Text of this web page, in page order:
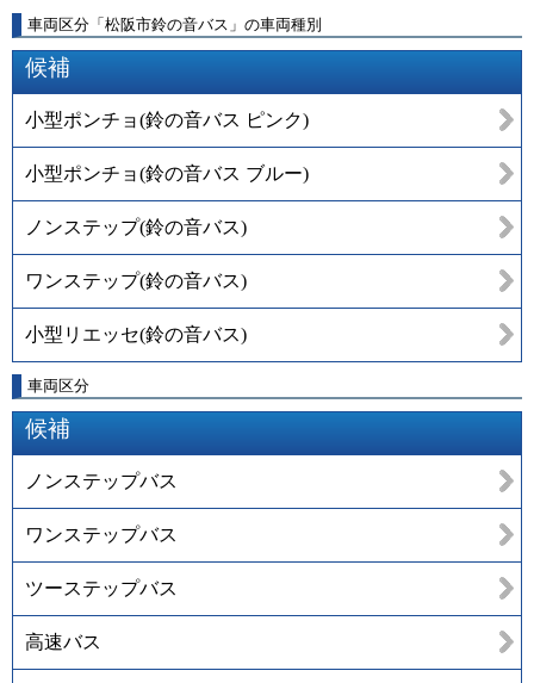
車両区分「松阪市鈴の音バス」の車両種別
候補
小型ポンチョ(鈴の音バス ピンク)
小型ポンチョ(鈴の音バス ブルー)
ノンステップ(鈴の音バス)
ワンステップ(鈴の音バス)
小型リエッセ(鈴の音バス)
車両区分
候補
ノンステップバス
ワンステップバス
ツーステップバス
高速バス